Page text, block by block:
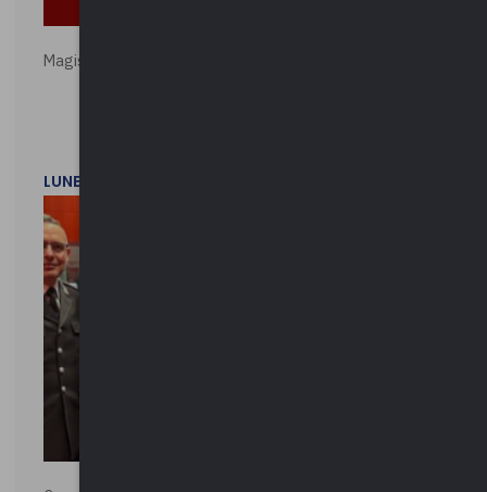
Magistratura e Costituzione. Le ragioni del SÌ e del NO
LUNEDì 1 DICEMBRE 2025